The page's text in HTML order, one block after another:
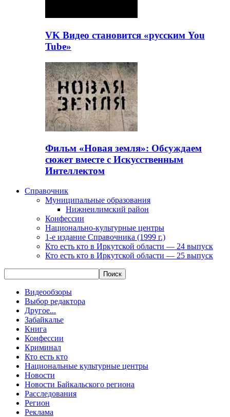
VK Видео становится «русским You
Tube»
Фильм «Новая земля»: Обсуждаем
сюжет вместе с Искусственным
Интеллектом
Справочник
Муниципальные образования
Нижнеилимский район
Конфессии
Национально-культурные центры
1-е издание Справочника (1999 г.)
Кто есть кто в Иркутской области — 24 выпуск
Кто есть кто в Иркутской области — 25 выпуск
Видеообзоры
Выбор редактора
Другое...
Забайкалье
Книга
Конфессии
Криминал
Кто есть кто
Национальные культурные центры
Новости
Новости Байкальского региона
Расследования
Регион
Реклама